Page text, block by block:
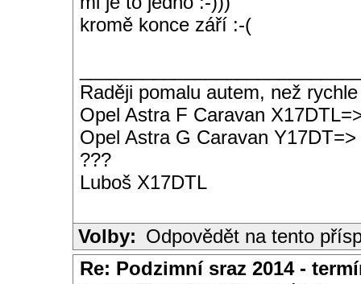
kromě konce září :-(
Raději pomalu autem, než
Opel Astra F Caravan
Opel Astra G Caravan Y17DT=>
???
Luboš X17DTL
Volby: Odpovědět na tento
Re: Podzimní sraz 2014 -